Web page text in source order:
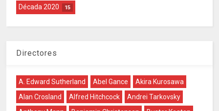
Década 2020 15
Directores
A. Edward Sutherland Abel Gance
Akira Kurosawa
Alan Crosland
Alfred Hitchcock
Andrei Tarkovsky